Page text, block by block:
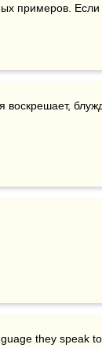
примеров.
воскрешает,
they speak